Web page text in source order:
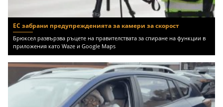
ЕС забрани предупрежденията за камери за скорост
Брюксел развързва ръцете на правителствата за спиране на функции в
приложения като Waze и Google Maps